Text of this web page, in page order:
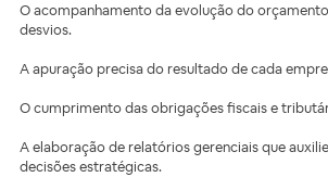
O acompanhamento da evolução do
desvios.
A apuração precisa do resultado de cada
O cumprimento das obrigações fiscais e
A elaboração de relatórios gerenciais que
decisões estratégicas.